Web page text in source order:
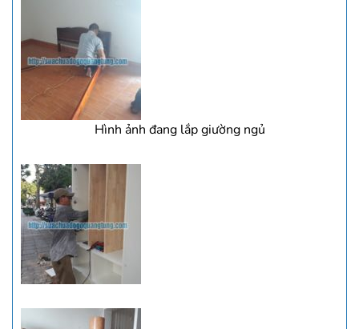
Hình ảnh đang lắp giường ngủ